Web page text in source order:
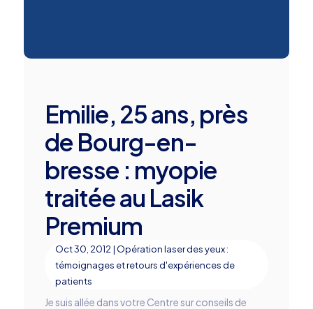
Emilie, 25 ans, près
de Bourg-en-
bresse : myopie
traitée au Lasik
Premium
Oct 30, 2012 | Opération laser des yeux :
témoignages et retours d'expériences de
patients
Je suis allée dans votre Centre sur conseils de